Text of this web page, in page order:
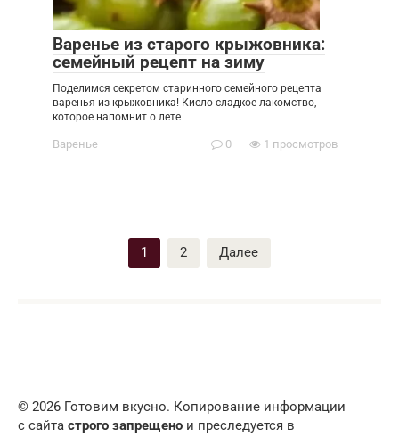
Варенье из старого крыжовника:
семейный рецепт на зиму
Поделимся секретом старинного семейного рецепта
варенья из крыжовника! Кисло-сладкое лакомство,
которое напомнит о лете
Варенье 0 1 просмотров
1 2 Далее
© 2026 Готовим вкусно. Копирование информации
с сайта строго запрещено и преследуется в